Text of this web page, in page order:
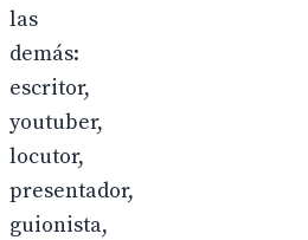
las
demás:
escritor,
youtuber,
locutor,
presentador,
guionista,